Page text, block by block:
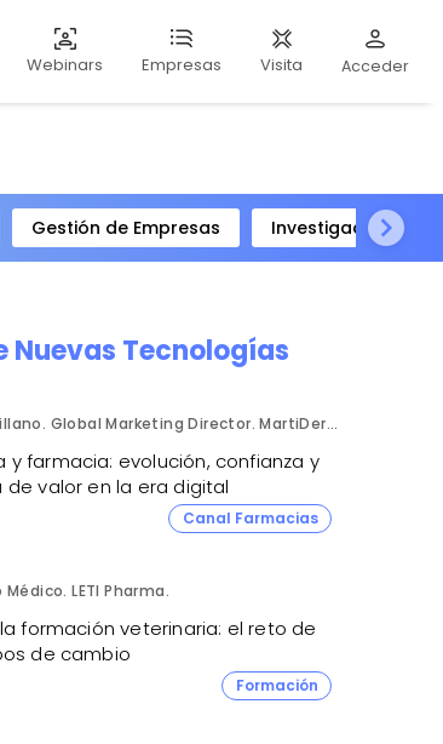
Webinars Empresas Visita Acceder
Gestión de Empresas
Investigación
Nuevas Tecnologías
María José Sevillano. Global Marketing Director. MartiDerm.
farmacia: evolución, confianza y
valor en la era digital
Canal Farmacias
LETI Pharma.
formación veterinaria: el reto de
de cambio
Formación